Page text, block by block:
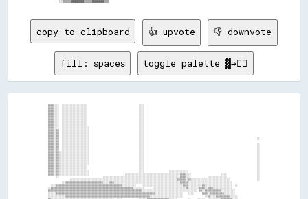
copy to clipboard 👍 upvote 👎 downvote
fill: spaces toggle palette ▓→✊🏽